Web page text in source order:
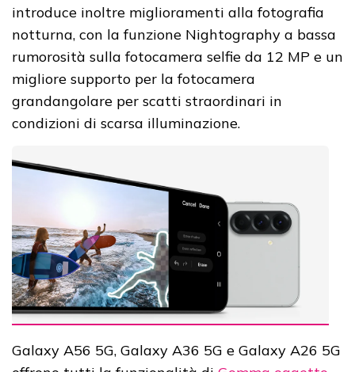
introduce inoltre miglioramenti alla fotografia
notturna, con la funzione Nightography a bassa
rumorosità sulla fotocamera selfie da 12 MP e un
migliore supporto per la fotocamera
grandangolare per scatti straordinari in
condizioni di scarsa illuminazione.
Galaxy A56 5G, Galaxy A36 5G e Galaxy A26 5G